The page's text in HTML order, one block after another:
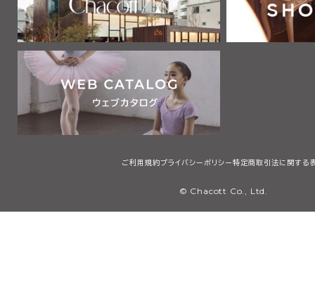
ご利用規約プライバシーポリシー 特定商取引法に関する
© Chacott Co., Ltd.